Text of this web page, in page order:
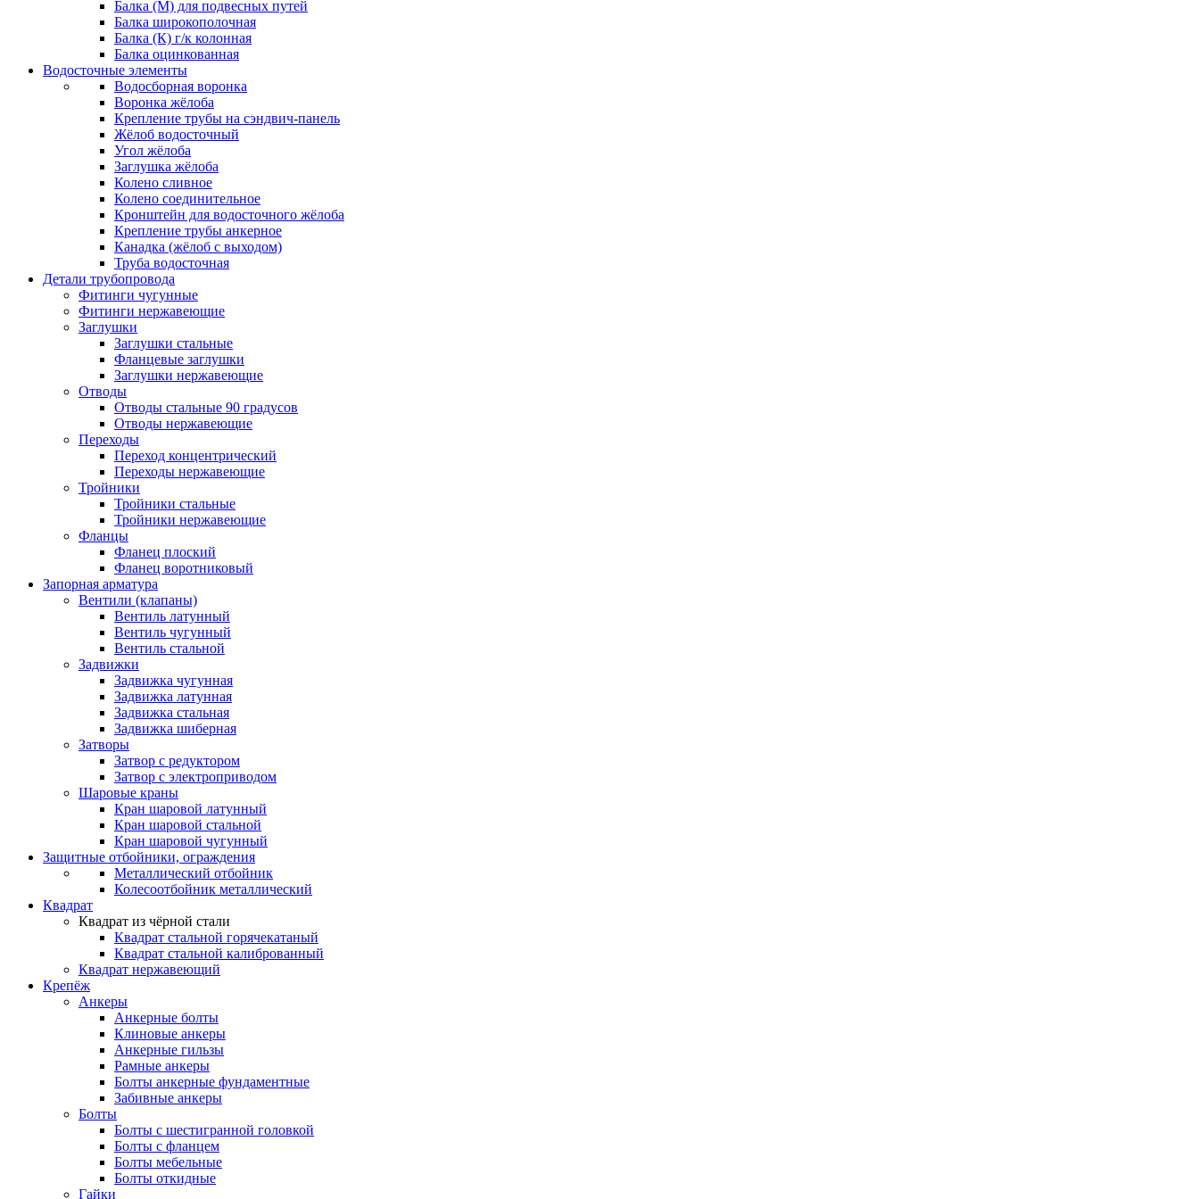
Балка (М) для подвесных путей
Балка широкополочная
Балка (К) г/к колонная
Балка оцинкованная
Водосточные элементы
Водосборная воронка
Воронка жёлоба
Крепление трубы на сэндвич-панель
Жёлоб водосточный
Угол жёлоба
Заглушка жёлоба
Колено сливное
Колено соединительное
Кронштейн для водосточного жёлоба
Крепление трубы анкерное
Канадка (жёлоб с выходом)
Труба водосточная
Детали трубопровода
Фитинги чугунные
Фитинги нержавеющие
Заглушки
Заглушки стальные
Фланцевые заглушки
Заглушки нержавеющие
Отводы
Отводы стальные 90 градусов
Отводы нержавеющие
Переходы
Переход концентрический
Переходы нержавеющие
Тройники
Тройники стальные
Тройники нержавеющие
Фланцы
Фланец плоский
Фланец воротниковый
Запорная арматура
Вентили (клапаны)
Вентиль латунный
Вентиль чугунный
Вентиль стальной
Задвижки
Задвижка чугунная
Задвижка латунная
Задвижка стальная
Задвижка шиберная
Затворы
Затвор с редуктором
Затвор с электроприводом
Шаровые краны
Кран шаровой латунный
Кран шаровой стальной
Кран шаровой чугунный
Защитные отбойники, ограждения
Металлический отбойник
Колесоотбойник металлический
Квадрат
Квадрат из чёрной стали
Квадрат стальной горячекатаный
Квадрат стальной калиброванный
Квадрат нержавеющий
Крепёж
Анкеры
Анкерные болты
Клиновые анкеры
Анкерные гильзы
Рамные анкеры
Болты анкерные фундаментные
Забивные анкеры
Болты
Болты с шестигранной головкой
Болты с фланцем
Болты мебельные
Болты откидные
Гайки